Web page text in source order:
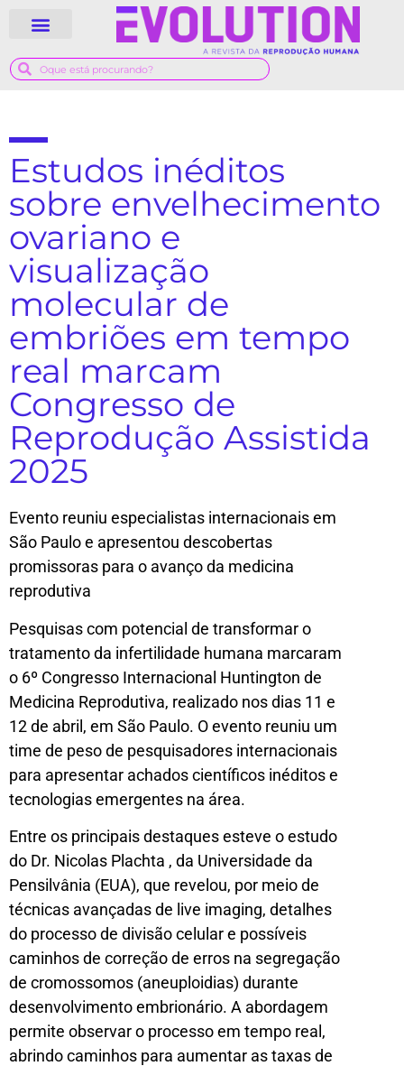
Estudos inéditos
sobre envelhecimento
ovariano e
visualização
molecular de
embriões em tempo
real marcam
Congresso de
Reprodução Assistida
2025
Evento reuniu especialistas internacionais em
São Paulo e apresentou descobertas
promissoras para o avanço da medicina
reprodutiva
Pesquisas com potencial de transformar o
tratamento da infertilidade humana marcaram
o 6º Congresso Internacional Huntington de
Medicina Reprodutiva, realizado nos dias 11 e
12 de abril, em São Paulo. O evento reuniu um
time de peso de pesquisadores internacionais
para apresentar achados científicos inéditos e
tecnologias emergentes na área.
Entre os principais destaques esteve o estudo
do Dr. Nicolas Plachta , da Universidade da
Pensilvânia (EUA), que revelou, por meio de
técnicas avançadas de live imaging, detalhes
do processo de divisão celular e possíveis
caminhos de correção de erros na segregação
de cromossomos (aneuploidias) durante
desenvolvimento embrionário. A abordagem
permite observar o processo em tempo real,
abrindo caminhos para aumentar as taxas de